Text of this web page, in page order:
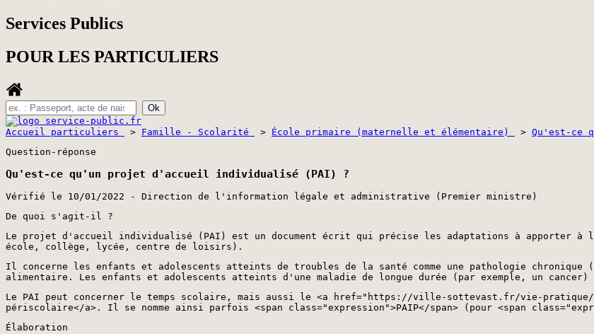
Services Publics
POUR LES PARTICULIERS
Accueil particuliers > Famille - Scolarité > École primaire (maternelle et élémentaire) > Qu'est-ce
Question-réponse
Qu'est-ce qu'un projet d'accueil individualisé (PAI) ?
Vérifié le 10/01/2022 - Direction de l'information légale et administrative (Premier ministre)
De quoi s'agit-il ?
Le projet d'accueil individualisé (PAI) est un document écrit qui précise les adaptations à apporter
école, collège, lycée, centre de loisirs).
Il concerne les enfants et adolescents atteints de troubles de la santé comme une pathologie
alimentaire. Les enfants et adolescents atteints d'une maladie de longue durée (par exemple, un cancer)
Le PAI peut concerner le temps scolaire, mais aussi le <a href="https://ville-sottevast.fr/vie-pratique/
périscolaire</a>. Il se nomme ainsi parfois <span class="expression">PAIP</span> (pour <span
Élaboration